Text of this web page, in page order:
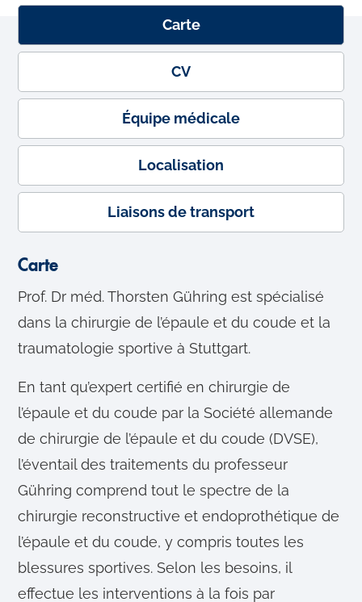
Carte
CV
Équipe médicale
Localisation
Liaisons de transport
Carte
Prof. Dr méd. Thorsten Gühring est spécialisé
dans la chirurgie de l’épaule et du coude et la
traumatologie sportive à Stuttgart.
En tant qu’expert certifié en chirurgie de
l’épaule et du coude par la Société allemande
de chirurgie de l’épaule et du coude (DVSE),
l’éventail des traitements du professeur
Gühring comprend tout le spectre de la
chirurgie reconstructive et endoprothétique de
l’épaule et du coude, y compris toutes les
blessures sportives. Selon les besoins, il
effectue les interventions à la fois par